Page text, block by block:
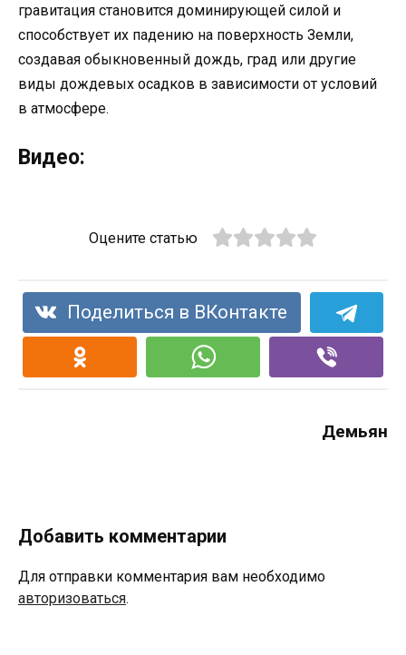
гравитация становится доминирующей силой и
способствует их падению на поверхность Земли,
создавая обыкновенный дождь, град или другие
виды дождевых осадков в зависимости от условий
в атмосфере.
Видео:
Оцените статью
Поделиться в ВКонтакте
Демьян
Добавить комментарии
Для отправки комментария вам необходимо
авторизоваться.